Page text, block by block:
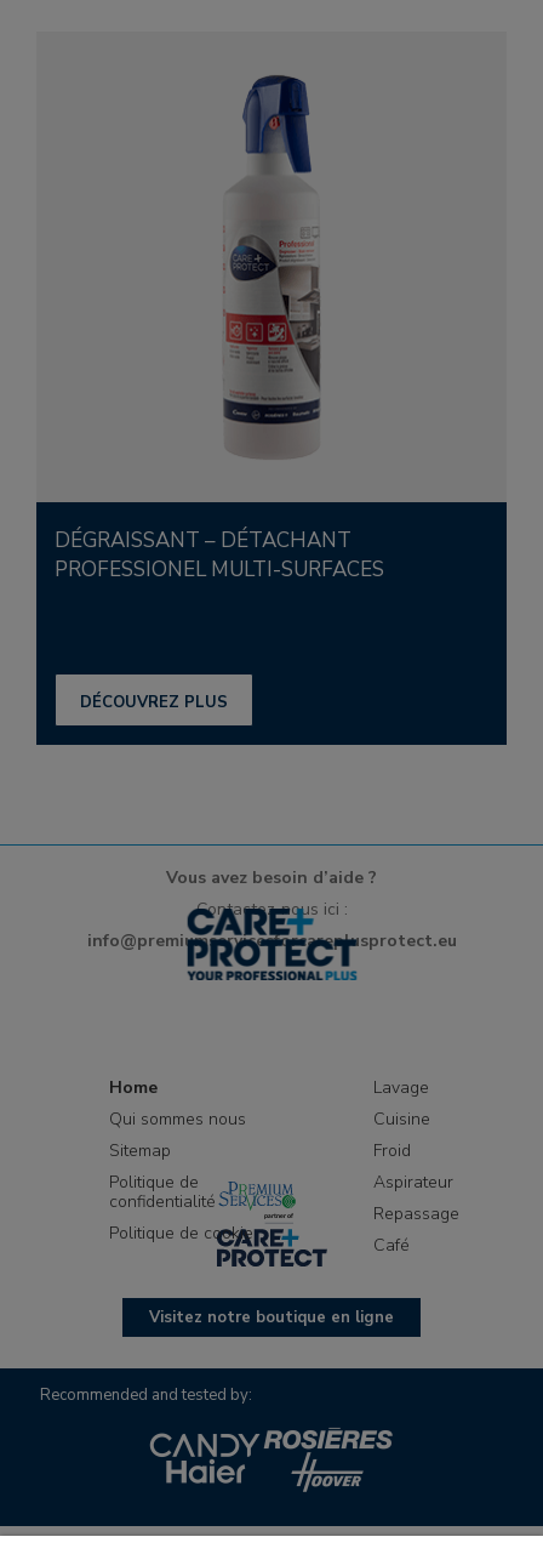
DÉGRAISSANT – DÉTACHANT
PROFESSIONEL MULTI-SURFACES
DÉCOUVREZ PLUS
Vous avez besoin d’aide ?
Contactez-nous ici :
info@premiumservicesforcareplusprotect.eu
Home
Qui sommes nous
Sitemap
Politique de
confidentialité
Politique de cookie
Lavage
Cuisine
Froid
Aspirateur
Repassage
Café
Visitez notre boutique en ligne
Recommended and tested by: